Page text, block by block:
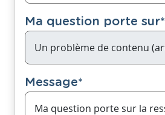
Ma question porte sur*
Message*